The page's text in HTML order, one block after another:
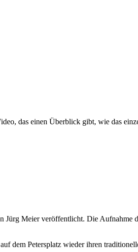
das einen Überblick gibt, wie das
Meier veröffentlicht. Die Aufnahme
dem Petersplatz wieder ihren